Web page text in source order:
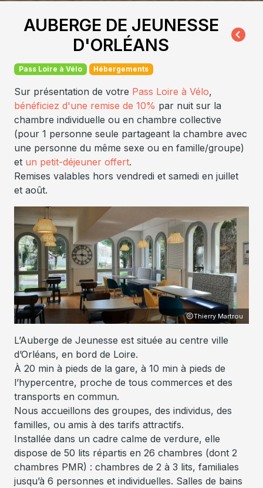
AUBERGE DE JEUNESSE
D'ORLÉANS
Pass Loire à Vélo Hébergements
Sur présentation de votre Pass Loire à Vélo,
bénéficiez d'une remise de 10% par nuit sur la
chambre individuelle ou en chambre collective
(pour 1 personne seule partageant la chambre avec
une personne du même sexe ou en famille/groupe)
et un petit-déjeuner offert.
Remises valables hors vendredi et samedi en juillet
et août.
Thierry Martrou
L’Auberge de Jeunesse est située au centre ville
d’Orléans, en bord de Loire.
À 20 min à pieds de la gare, à 10 min à pieds de
l’hypercentre, proche de tous commerces et des
transports en commun.
Nous accueillons des groupes, des individus, des
familles, ou amis à des tarifs attractifs.
Installée dans un cadre calme de verdure, elle
dispose de 50 lits répartis en 26 chambres (dont 2
chambres PMR) : chambres de 2 à 3 lits, familiales
jusqu’à 6 personnes et individuelles. Salles de bains